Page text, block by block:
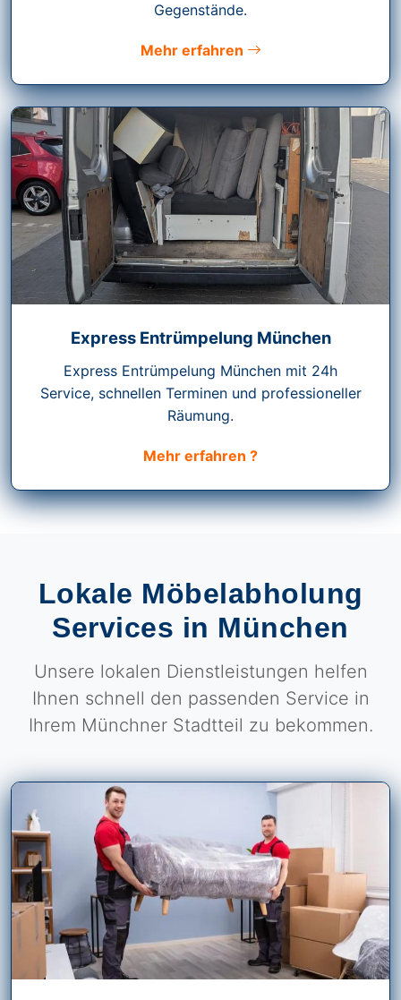
Gegenstände.
Mehr erfahren
Express Entrümpelung München
Express Entrümpelung München mit 24h
Service, schnellen Terminen und professioneller
Räumung.
Mehr erfahren ?
Lokale Möbelabholung
Services in München
Unsere lokalen Dienstleistungen helfen
Ihnen schnell den passenden Service in
Ihrem Münchner Stadtteil zu bekommen.